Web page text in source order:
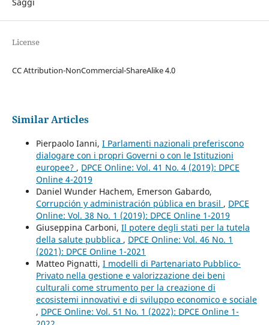
License
CC Attribution-NonCommercial-ShareAlike 4.0
Similar Articles
Pierpaolo Ianni, I Parlamenti nazionali preferiscono
dialogare con i propri Governi o con le Istituzioni
europee? , DPCE Online: Vol. 41 No. 4 (2019): DPCE
Online 4-2019
Daniel Wunder Hachem, Emerson Gabardo,
Corrupción y administración pública en brasil , DPCE
Online: Vol. 38 No. 1 (2019): DPCE Online 1-2019
Giuseppina Carboni, Il potere degli stati per la tutela
della salute pubblica , DPCE Online: Vol. 46 No. 1
(2021): DPCE Online 1-2021
Matteo Pignatti, I modelli di Partenariato Pubblico-
Privato nella gestione e valorizzazione dei beni
culturali come strumento per la creazione di
ecosistemi innovativi e di sviluppo economico e sociale
, DPCE Online: Vol. 51 No. 1 (2022): DPCE Online 1-